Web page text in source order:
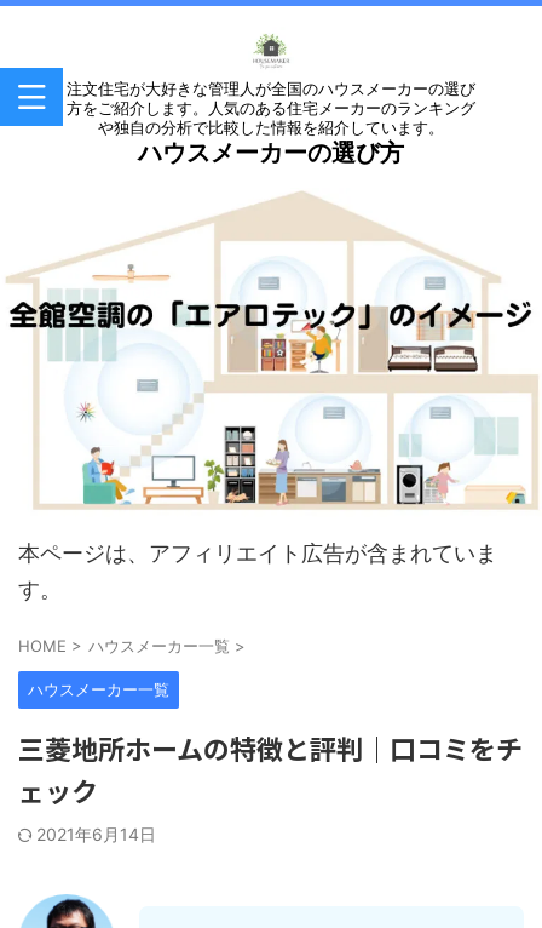
注文住宅が大好きな管理人が全国のハウスメーカーの選び
方をご紹介します。人気のある住宅メーカーのランキング
や独自の分析で比較した情報を紹介しています。
ハウスメーカーの選び方
本ページは、アフィリエイト広告が含まれていま
す。
HOME > ハウスメーカー一覧 >
ハウスメーカー一覧
三菱地所ホームの特徴と評判｜口コミをチ
ェック
2021年6月14日